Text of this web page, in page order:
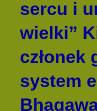
sercu i
wielki”
członek
system